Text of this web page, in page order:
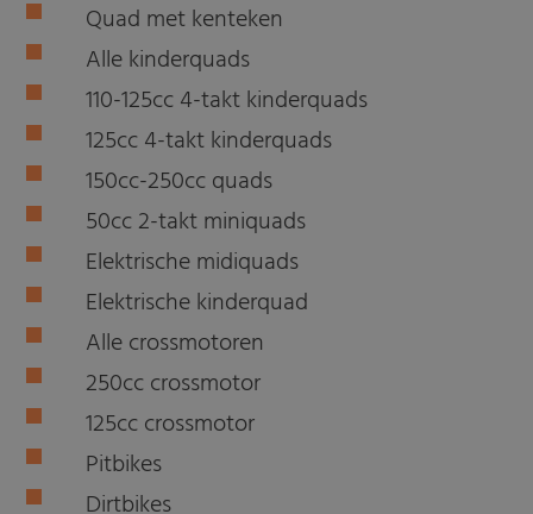
Quad met kenteken
Alle kinderquads
110-125cc 4-takt kinderquads
125cc 4-takt kinderquads
150cc-250cc quads
50cc 2-takt miniquads
Elektrische midiquads
Elektrische kinderquad
Alle crossmotoren
250cc crossmotor
125cc crossmotor
Pitbikes
Dirtbikes